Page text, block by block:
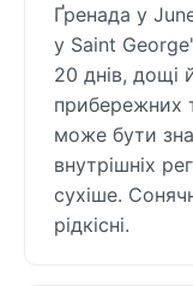
Ґренада у
у Saint
20 днів,
прибережних
може бути
внутрішніх
сухіше.
рідкісні.